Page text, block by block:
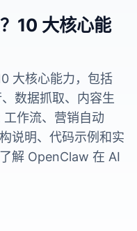
10 大核心能
大核心能力，包括
数据抓取、内容生
作流、营销自动
说明、代码示例和实
解 OpenClaw 在 AI